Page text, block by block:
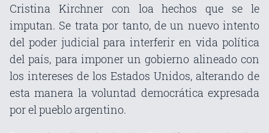
Cristina Kirchner con loa hechos que se le
imputan. Se trata por tanto, de un nuevo intento
del poder judicial para interferir en vida política
del país, para imponer un gobierno alineado con
los intereses de los Estados Unidos, alterando de
esta manera la voluntad democrática expresada
por el pueblo argentino.